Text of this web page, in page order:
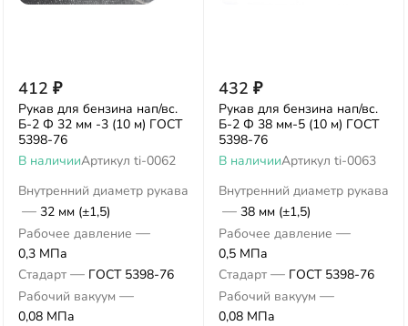
412 ₽
Рукав для бензина нап/вс.
Б-2 Ф 32 мм -3 (10 м) ГОСТ
5398-76
В наличииАртикул ti-0062
Внутренний диаметр рукава
— 32 мм (±1,5)
Рабочее давление —
0,3 МПа
Стадарт — ГОСТ 5398-76
Рабочий вакуум —
0,08 МПа
432 ₽
Рукав для бензина нап/вс.
Б-2 Ф 38 мм-5 (10 м) ГОСТ
5398-76
В наличииАртикул ti-0063
Внутренний диаметр рукава
— 38 мм (±1,5)
Рабочее давление —
0,5 МПа
Стадарт — ГОСТ 5398-76
Рабочий вакуум —
0,08 МПа